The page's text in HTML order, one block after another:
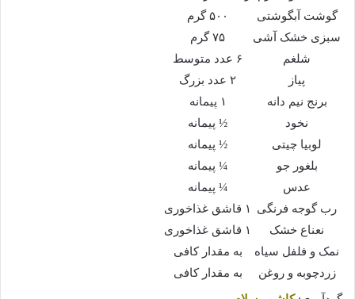
گوشت آبگوشتی
۵۰۰ گرم
سبزی خشک آشی
۷۵ گرم
شلغم
۶ عدد متوسط
پیاز
۲ عدد بزرگ
برنج نیم دانه
۱ پیمانه
نخود
½ پیمانه
لوبیا چیتی
½ پیمانه
بلغور جو
¼ پیمانه
عدس
¼ پیمانه
رب گوجه فرنگی
۱ قاشق غذاخوری
نعناع خشک
۱ قاشق غذاخوری
نمک و فلفل سیاه
به مقدار کافی
زردچوبه و روغن
به مقدار کافی